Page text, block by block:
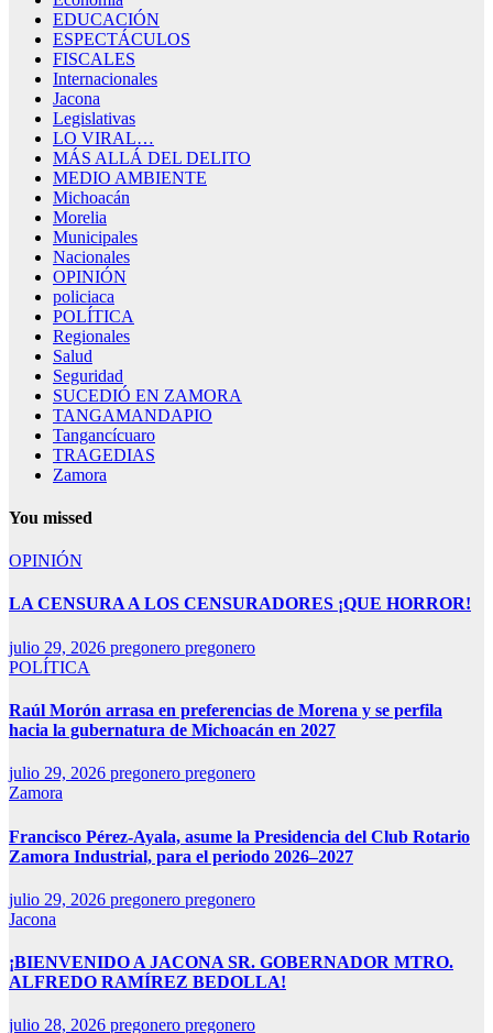
EDUCACIÓN
ESPECTÁCULOS
FISCALES
Internacionales
Jacona
Legislativas
LO VIRAL…
MÁS ALLÁ DEL DELITO
MEDIO AMBIENTE
Michoacán
Morelia
Municipales
Nacionales
OPINIÓN
policiaca
POLÍTICA
Regionales
Salud
Seguridad
SUCEDIÓ EN ZAMORA
TANGAMANDAPIO
Tangancícuaro
TRAGEDIAS
Zamora
You missed
OPINIÓN
LA CENSURA A LOS CENSURADORES ¡QUE HORROR!
julio 29, 2026 pregonero pregonero
POLÍTICA
Raúl Morón arrasa en preferencias de Morena y se perfila
hacia la gubernatura de Michoacán en 2027
julio 29, 2026 pregonero pregonero
Zamora
Francisco Pérez-Ayala, asume la Presidencia del Club Rotario
Zamora Industrial, para el periodo 2026–2027
julio 29, 2026 pregonero pregonero
Jacona
¡BIENVENIDO A JACONA SR. GOBERNADOR MTRO.
ALFREDO RAMÍREZ BEDOLLA!
julio 28, 2026 pregonero pregonero